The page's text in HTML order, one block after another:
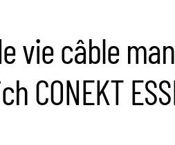
vie câble
CONEKT